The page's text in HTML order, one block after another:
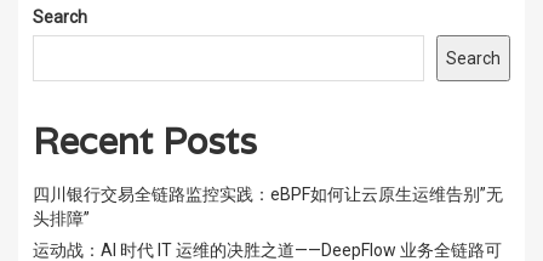
Search
Search
Recent Posts
四川银行交易全链路监控实践：eBPF如何让云原生运维告别”无
头排障”
运动战：AI 时代 IT 运维的决胜之道——DeepFlow 业务全链路可